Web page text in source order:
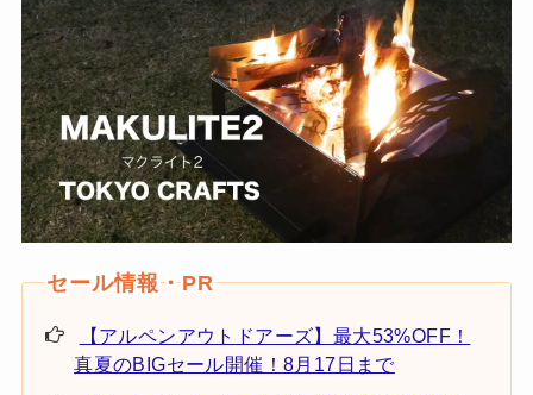
【アルペンアウトドアーズ】最大53%OFF！
真夏のBIGセール開催！8月17日まで